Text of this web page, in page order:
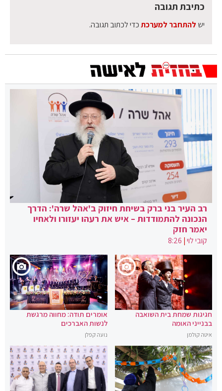
כתיבת תגובה
יש להתחבר למערכתכדי לכתוב תגובה.
רב העיר בני ברק בשיחת חיזוק ב'אהל שרה': הדרך
הנכונה להתמודדות – איש את רעהו יעזורו ולאחיו
יאמר חזק
קובי לוי|
8:26
חגיגות שמחת בית השואבה
בבנייני האומה
איטה קולמן
אומרים תודה: מחווה מרגשת
לנשות האברכים
נועה קפלן